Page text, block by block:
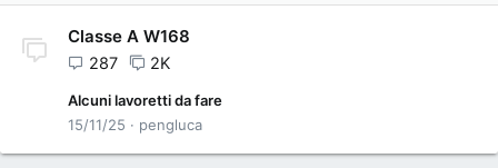
Classe A W168
287 2K
Alcuni lavoretti da fare
15/11/25
pengluca